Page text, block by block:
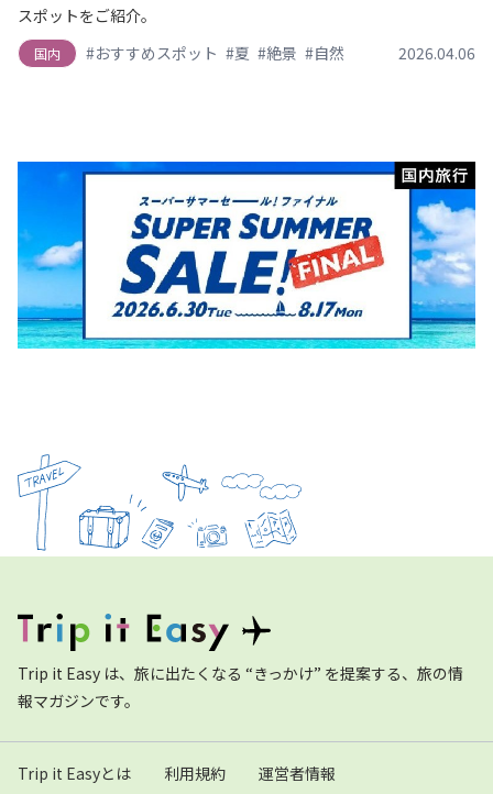
スポットをご紹介。
国内 #おすすめスポット #夏 #絶景 #自然 2026.04.06
Trip it Easy は、旅に出たくなる “きっかけ” を提案する、旅の情
報マガジンです。
Trip it Easyとは 利用規約 運営者情報